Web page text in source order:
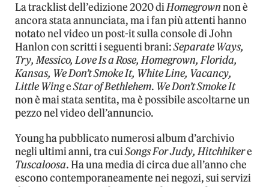
La tracklist dell’edizione 2020 diHomegrownnon è
ancora stata annunciata, ma i fan più attenti hanno
notato nel video un post-it sulla console di John
Hanlon con scritti i seguenti brani:Separate Ways,
Try, Messico, Love Is a Rose, Homegrown, Florida,
Kansas, We Don’t Smoke It, White Line, Vacancy,
Little WingeStar of Bethlehem. We Don’t Smoke It
non è mai stata sentita, ma è possibile ascoltarne un
pezzo nel video dell’annuncio.
Young ha pubblicato numerosi album d’archivio
negli ultimi anni, tra cuiSongs For Judy, Hitchhikere
Tuscaloosa. Ha una media di circa due all’anno che
escono contemporaneamente nei negozi, sui servizi